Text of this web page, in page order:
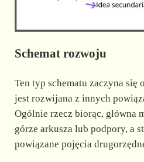
Schemat rozwoju
Ten typ schematu zaczyna się
jest rozwijana z innych
Ogólnie rzecz biorąc, główna
górze arkusza lub podpory, a
powiązane pojęcia